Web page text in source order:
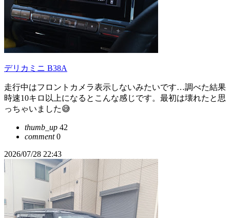
デリカミニ B38A
走行中はフロントカメラ表示しないみたいです…調べた結果
時速10キロ以上になるとこんな感じです。最初は壊れたと思
っちゃいました😅
thumb_up 42
comment0
2026/07/28 22:43